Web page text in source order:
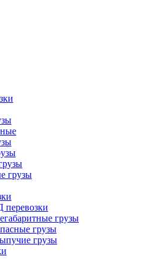
грузы
грузы
грузы
грузы